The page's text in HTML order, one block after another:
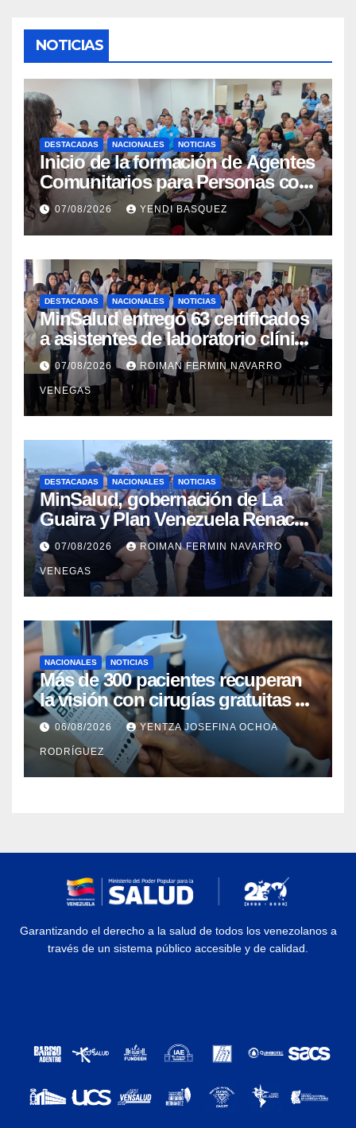
NOTICIAS
DESTACADAS NACIONALES NOTICIAS
Inicio de la formación de Agentes
Comunitarios para Personas con
Discapacidad en el Centro de
Rehabilitación J.J. Arvelo
07/08/2026 YENDI BASQUEZ
DESTACADAS NACIONALES NOTICIAS
MinSalud entregó 63 certificados
a asistentes de laboratorio clínico
para garantizar respaldo legal y
profesional
07/08/2026 ROIMAN FERMIN NAVARRO
VENEGAS
DESTACADAS NACIONALES NOTICIAS
MinSalud, gobernación de La
Guaira y Plan Venezuela Renace
iniciaron la rehabilitación integral
del Centro Psicofamiliar El Niño y
el Mar
07/08/2026 ROIMAN FERMIN NAVARRO
VENEGAS
NACIONALES NOTICIAS
Más de 300 pacientes recuperan
la visión con cirugías gratuitas de
cataratas en Zulia
06/08/2026 YENTZA JOSEFINA OCHOA
RODRÍGUEZ
Garantizando el derecho a la salud de todos los venezolanos a
través de un sistema público accesible y de calidad.